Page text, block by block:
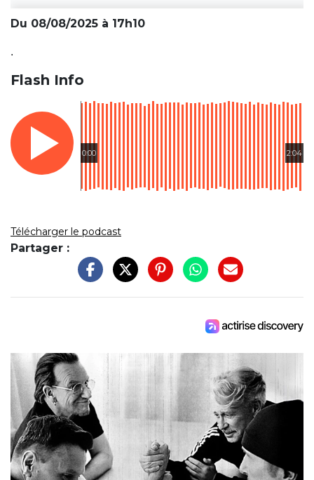
Du 08/08/2025 à 17h10
.
Flash Info
0:00 2:04
Télécharger le podcast
Partager :